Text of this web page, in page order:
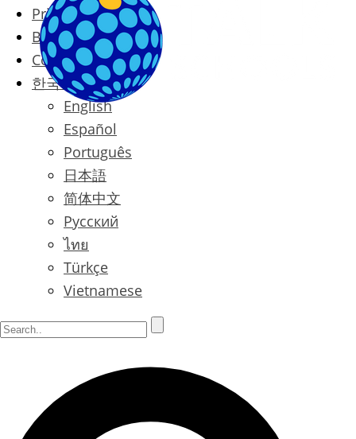
Prices
Blog
Contact
한국어
English
Español
Português
日本語
简体中文
Русский
ไทย
Türkçe
Vietnamese